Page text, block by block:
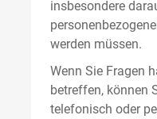
insbesondere
werden müssen.
Wenn Sie Fragen
betreffen, können
telefonisch oder